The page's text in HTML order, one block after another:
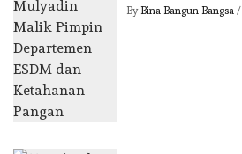
By Bina Bangun Bangsa/